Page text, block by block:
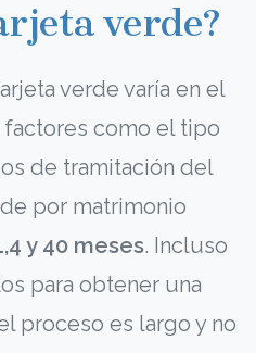
verde?
verde varía en el
como el tipo
de tramitación del
por matrimonio
y 40 meses. Incluso
para obtener una
proceso es largo y no